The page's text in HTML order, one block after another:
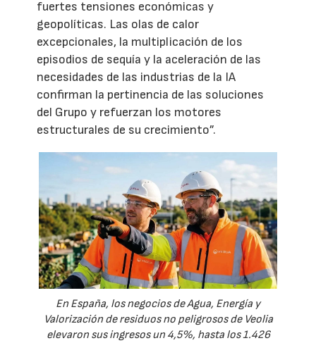
fuertes tensiones económicas y
geopolíticas. Las olas de calor
excepcionales, la multiplicación de los
episodios de sequía y la aceleración de las
necesidades de las industrias de la IA
confirman la pertinencia de las soluciones
del Grupo y refuerzan los motores
estructurales de su crecimiento”.
En España, los negocios de Agua, Energía y
Valorización de residuos no peligrosos de Veolia
elevaron sus ingresos un 4,5%, hasta los 1.426